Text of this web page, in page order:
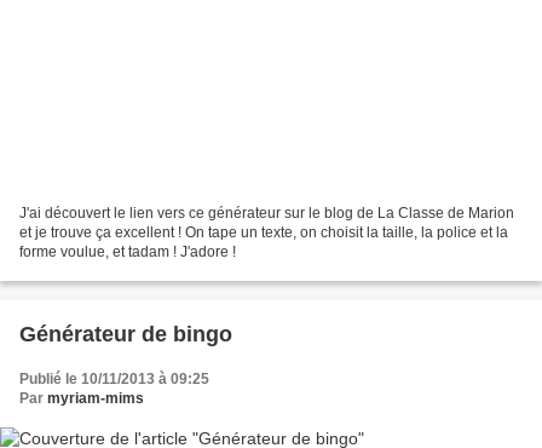
J'ai découvert le lien vers ce générateur sur le blog de La Classe de Marion
et je trouve ça excellent ! On tape un texte, on choisit la taille, la police et la
forme voulue, et tadam ! J'adore !
Générateur de bingo
Publié le 10/11/2013 à 09:25
Par myriam-mims